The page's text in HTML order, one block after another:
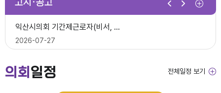
2026년 1분기 홍보예산 운용현황
2026-04-08
다다익산(2026.2월호) 의회편
2026-02-02
2026-07-15
고시·공고
익산시의회 기간제근로자(비서, 행정보조) 채용 공고
2026-07-27
의회 일정 전체일정 보기